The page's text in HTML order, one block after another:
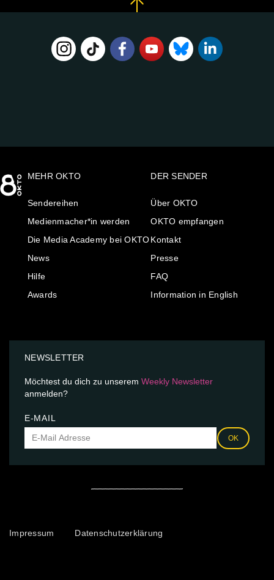
MEHR OKTO
Sendereihen
Medienmacher*in werden
Die Media Academy bei OKTO
News
Hilfe
Awards
DER SENDER
Über OKTO
OKTO empfangen
Kontakt
Presse
FAQ
Information in English
NEWSLETTER
Möchtest du dich zu unserem Weekly Newsletter
anmelden?
E-MAIL
OK
Impressum Datenschutzerklärung